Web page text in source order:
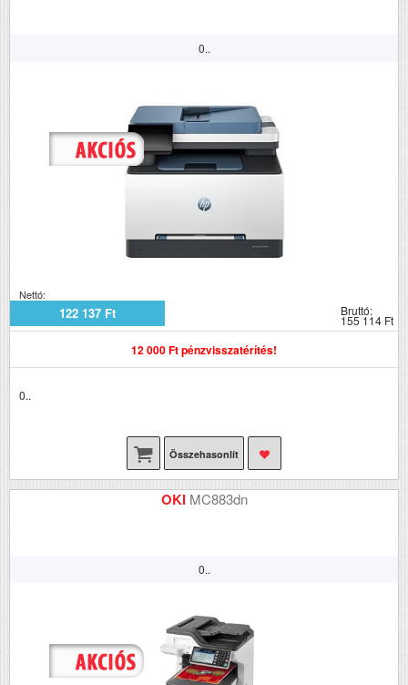
Tömeg (kg)
Méretek (ma x szé x mé mm)
313x441x486
0..
Nettó:
122 137 Ft Bruttó:
155 114 Ft
12 000 Ft pénzvisszatérítés!
0..
Összehasonlít
OKI MC883dn
0..